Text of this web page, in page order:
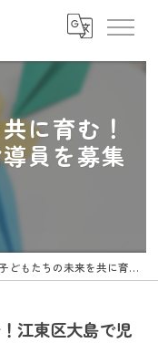
に育む！
員を募集
どもたちの未来を共に育む！江東区大島で児童指導員を募集中
江東区大島で児